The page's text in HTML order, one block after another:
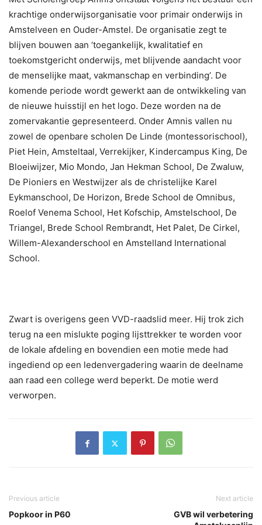
krachtige onderwijsorganisatie voor primair onderwijs in
Amstelveen en Ouder-Amstel. De organisatie zegt te
blijven bouwen aan ‘toegankelijk, kwalitatief en
toekomstgericht onderwijs, met blijvende aandacht voor
de menselijke maat, vakmanschap en verbinding’. De
komende periode wordt gewerkt aan de ontwikkeling van
de nieuwe huisstijl en het logo. Deze worden na de
zomervakantie gepresenteerd. Onder Amnis vallen nu
zowel de openbare scholen De Linde (montessorischool),
Piet Hein, Amsteltaal, Verrekijker, Kindercampus King, De
Bloeiwijzer, Mio Mondo, Jan Hekman School, De Zwaluw,
De Pioniers en Westwijzer als de christelijke Karel
Eykmanschool, De Horizon, Brede School de Omnibus,
Roelof Venema School, Het Kofschip, Amstelschool, De
Triangel, Brede School Rembrandt, Het Palet, De Cirkel,
Willem-Alexanderschool en Amstelland International
School.
Zwart is overigens geen VVD-raadslid meer. Hij trok zich
terug na een mislukte poging lijsttrekker te worden voor
de lokale afdeling en bovendien een motie mede had
ingediend op een ledenvergadering waarin de deelname
aan raad een college werd beperkt. De motie werd
verworpen.
Previous article
Popkoor in P60
Next article
GVB wil verbetering